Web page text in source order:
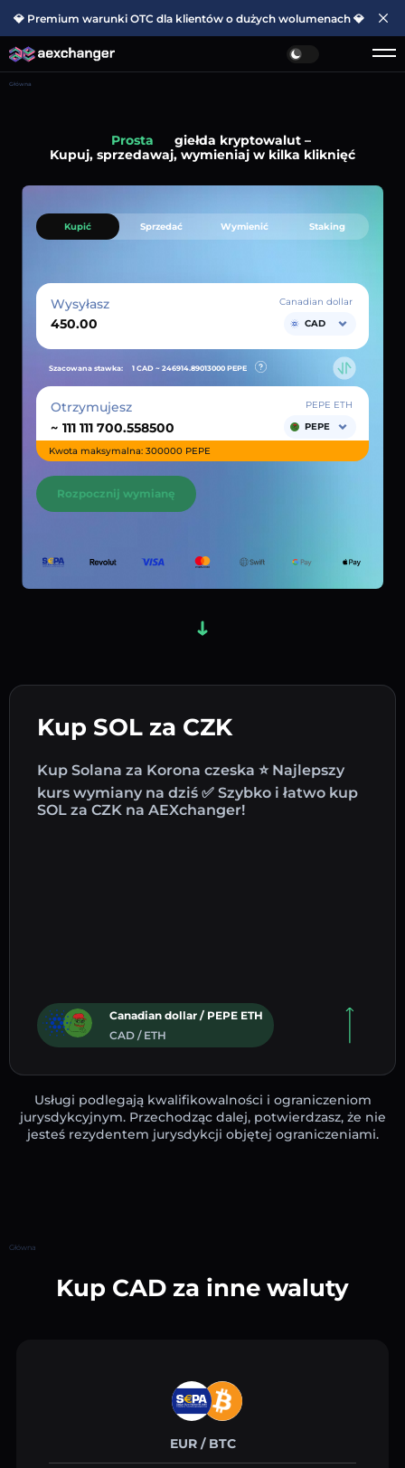
💎 Premium warunki OTC dla klientów o dużych wolumenach 💎
Główna
Prosta
giełda kryptowalut –
Kupuj, sprzedawaj, wymieniaj w kilka kliknięć
Kup SOL za CZK
Kup Solana za Korona czeska ⭐ Najlepszy
kurs wymiany na dziś ✅ Szybko i łatwo kup
SOL za CZK na AEXchanger!
Canadian dollar / PEPE ETH
CAD / ETH
Kupić Sprzedać Wymienić Staking
Wysyłasz
Canadian dollar
CAD
Szacowana stawka: 1 CAD ~ 246914.89013000 PEPE
Otrzymujesz
~
PEPE ETH
PEPE
Kwota maksymalna: 300000 PEPE
Rozpocznij wymianę
Usługi podlegają kwalifikowalności i ograniczeniom
jurysdykcyjnym. Przechodząc dalej, potwierdzasz, że nie
jesteś rezydentem jurysdykcji objętej ograniczeniami.
Główna
Kup CAD za inne waluty
EUR / BTC